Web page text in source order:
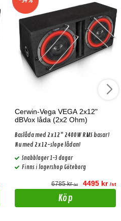
Cerwin-Vega VEGA 2x12"
dBVox låda (2x2 Ohm)
Baslåda med 2x12" 2400W RMS basar!
Nu med 2x12-slope lådan!
Snabblager 1-3 dagar
Finns i lagershop Göteborg
6785 kr/st 4495 kr /st
Köp